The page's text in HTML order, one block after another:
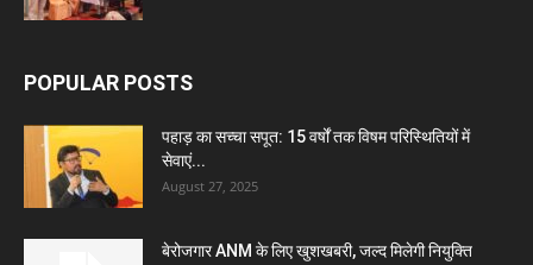
POPULAR POSTS
पहाड़ का सच्चा सपूत: 15 वर्षों तक विषम परिस्थितियों में
सेवाएं...
August 27, 2025
बेरोजगार ANM के लिए खुशखबरी, जल्द मिलेगी नियुक्ति